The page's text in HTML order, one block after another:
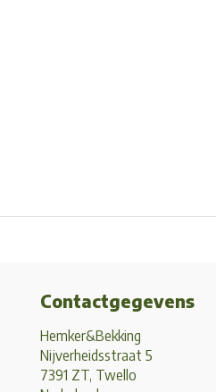
Contactgegevens
Hemker&Bekking
Nijverheidsstraat 5
7391 ZT, Twello